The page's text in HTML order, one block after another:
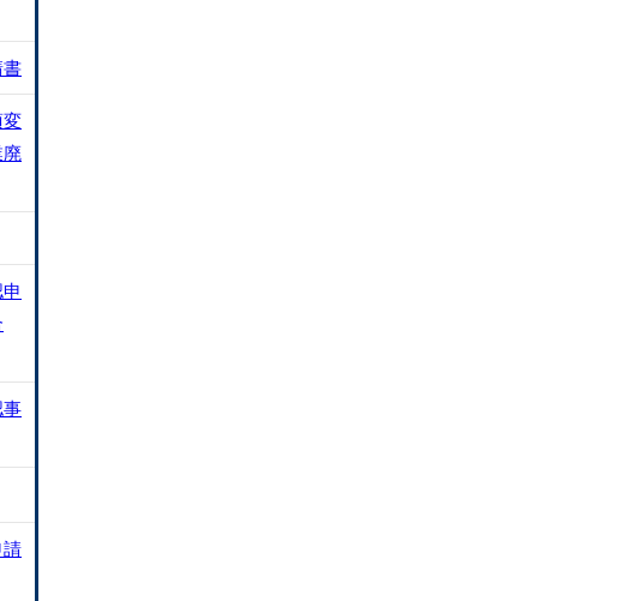
書
変
廃
事
請